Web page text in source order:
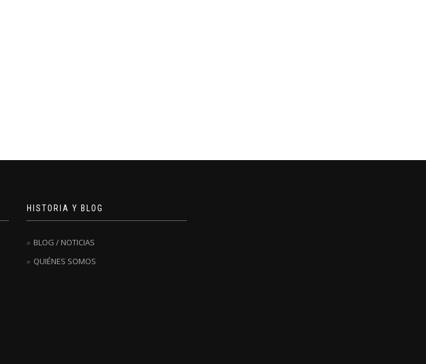
HISTORIA Y BLOG
BLOG / NOTICIAS
QUIÉNES SOMOS